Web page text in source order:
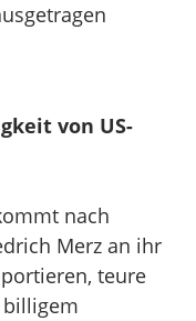
von US-
nach
Merz an ihr
teure